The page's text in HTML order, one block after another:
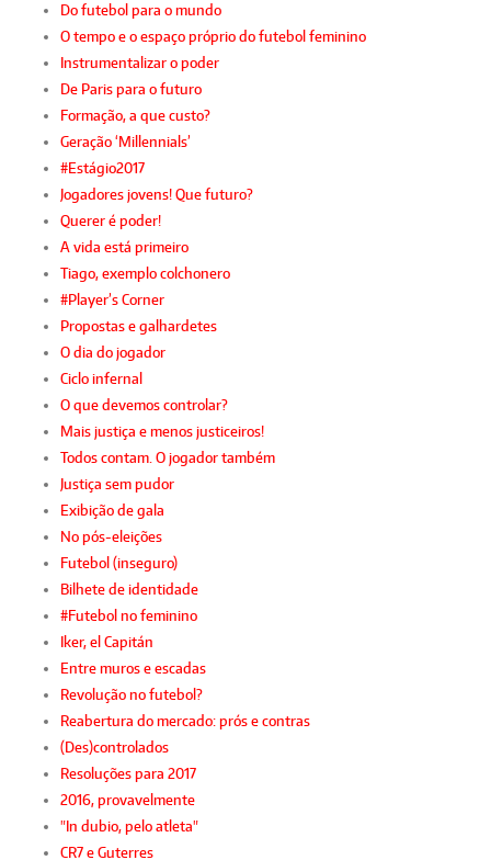
Do futebol para o mundo
O tempo e o espaço próprio do futebol feminino
Instrumentalizar o poder
De Paris para o futuro
Formação, a que custo?
Geração ‘Millennials’
#Estágio2017
Jogadores jovens! Que futuro?
Querer é poder!
A vida está primeiro
Tiago, exemplo colchonero
#Player’s Corner
Propostas e galhardetes
O dia do jogador
Ciclo infernal
O que devemos controlar?
Mais justiça e menos justiceiros!
Todos contam. O jogador também
Justiça sem pudor
Exibição de gala
No pós-eleições
Futebol (inseguro)
Bilhete de identidade
#Futebol no feminino
Iker, el Capitán
Entre muros e escadas
Revolução no futebol?
Reabertura do mercado: prós e contras
(Des)controlados
Resoluções para 2017
2016, provavelmente
"In dubio, pelo atleta"
CR7 e Guterres